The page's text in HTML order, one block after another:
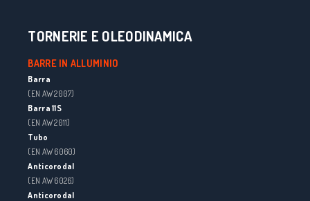
TORNERIE E OLEODINAMICA
BARRE IN ALLUMINIO
Barra
(EN AW 2007)
Barra 11S
(EN AW 2011)
Tubo
(EN AW 6060)
Anticorodal
(EN AW 6026)
Anticorodal